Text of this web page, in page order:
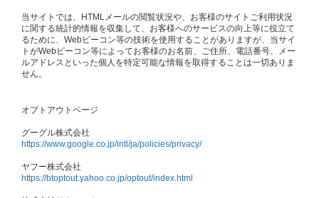
当サイトでは、HTMLメールの閲覧状況や、お客様のサイトご利用状況
に関する統計的情報を収集して、お客様へのサービスの向上等に役立て
るために、Webビーコン等の技術を使用することがありますが、当サイ
トがWebビーコン等によってお客様のお名前、ご住所、電話番号、メー
ルアドレスといった個人を特定可能な情報を取得することは一切ありま
せん。
オプトアウトページ
グーグル株式会社
https://www.google.co.jp/intl/ja/policies/privacy/
ヤフー株式会社
https://btoptout.yahoo.co.jp/optout/index.html